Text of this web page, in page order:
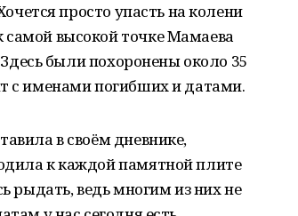
просто упасть на колени
высокой точке Мамаева
были похоронены около 35
с именами погибших и датами.
в своём дневнике,
к каждой памятной плите
рыдать, ведь многим из них не